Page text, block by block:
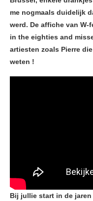
me nogmaals duidelijk
werd. De affiche van
in the eighties and
artiesten zoals Pierre
weten !
Bij jullie start in de